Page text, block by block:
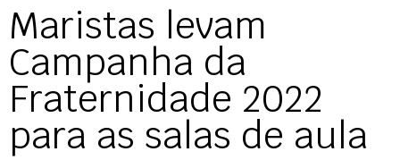
Maristas levam
Campanha da
Fraternidade 2022
para as salas de aula